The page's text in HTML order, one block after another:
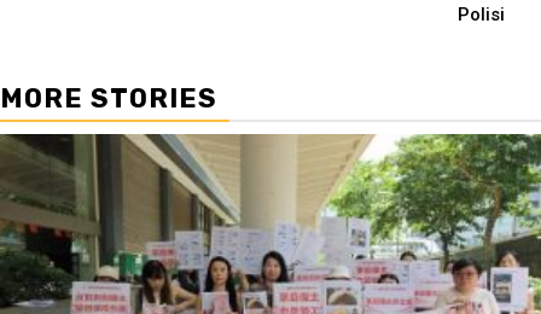
Polisi
MORE STORIES